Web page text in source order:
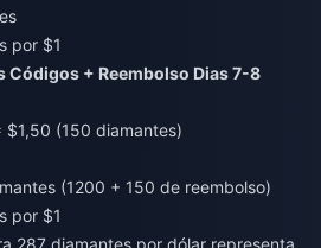
por $1
Códigos + Reembolso Dias 7-8
$1,50 (150 diamantes)
(1200 + 150 de reembolso)
por $1